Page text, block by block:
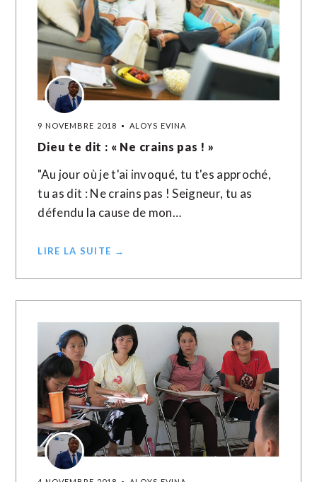
9 NOVEMBRE 2018 ALOYS EVINA
Dieu te dit : « Ne crains pas ! »
"Au jour où je t'ai invoqué, tu t'es approché,
tu as dit : Ne crains pas ! Seigneur, tu as
défendu la cause de mon…
LIRE LA SUITE →